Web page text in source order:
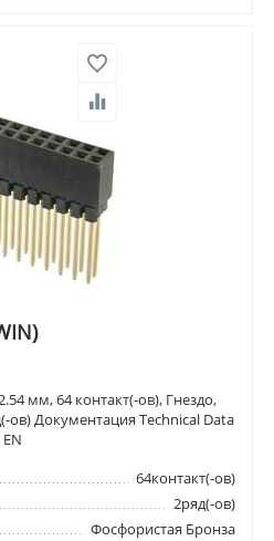
мм, 64 контакт(-ов), Гнездо,
ов) Документация Technical Data
64контакт(-ов)
2ряд(-ов)
Фосфористая Бронза